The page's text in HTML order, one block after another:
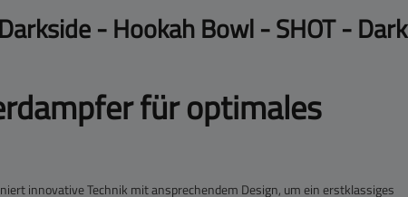
- Hookah Bowl - SHOT - Dark
für optimales
innovative Technik mit ansprechendem Design, um ein erstklassiges